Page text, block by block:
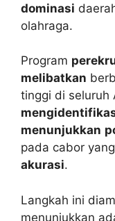
dominasi
olahraga.
Program
melibatkan
tinggi di seluruh
menunjukkan
pada cabor
akurasi.
Langkah ini
menunjukkan